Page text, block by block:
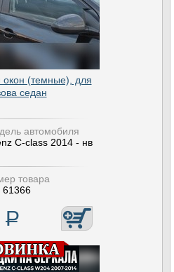
(темные), для
седан
автомобиля
C-class 2014 - нв
товара
61366
Р